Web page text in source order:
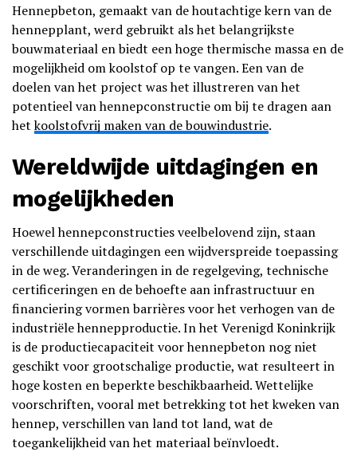
Hennepbeton, gemaakt van de houtachtige kern van de
hennepplant, werd gebruikt als het belangrijkste
bouwmateriaal en biedt een hoge thermische massa en de
mogelijkheid om koolstof op te vangen. Een van de
doelen van het project was het illustreren van het
potentieel van hennepconstructie om bij te dragen aan
hetkoolstofvrij maken van de bouwindustrie.
Wereldwijde uitdagingen en
mogelijkheden
Hoewel hennepconstructies veelbelovend zijn, staan
verschillende uitdagingen een wijdverspreide toepassing
in de weg. Veranderingen in de regelgeving, technische
certificeringen en de behoefte aan infrastructuur en
financiering vormen barrières voor het verhogen van de
industriële hennepproductie. In het Verenigd Koninkrijk
is de productiecapaciteit voor hennepbeton nog niet
geschikt voor grootschalige productie, wat resulteert in
hoge kosten en beperkte beschikbaarheid. Wettelijke
voorschriften, vooral met betrekking tot het kweken van
hennep, verschillen van land tot land, wat de
toegankelijkheid van het materiaal beïnvloedt.